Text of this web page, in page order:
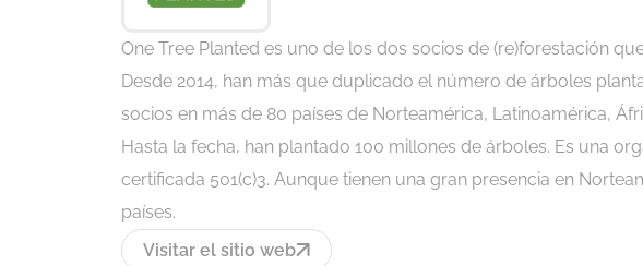
One Tree Planted es uno de los dos socios de (re)forestación
Desde 2014, han más que duplicado el número de árboles
socios en más de 80 países de Norteamérica, Latinoamérica,
Hasta la fecha, han plantado 100 millones de árboles. Es una
certificada 501(c)3. Aunque tienen una gran presencia en
países.
Visitar el sitio web